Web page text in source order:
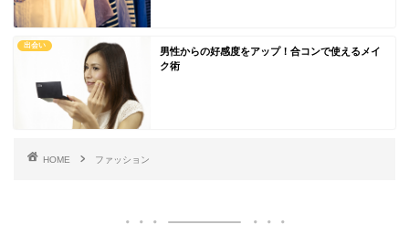
出会い
男性からの好感度をアップ！合コンで使えるメイ
ク術
HOME ファッション